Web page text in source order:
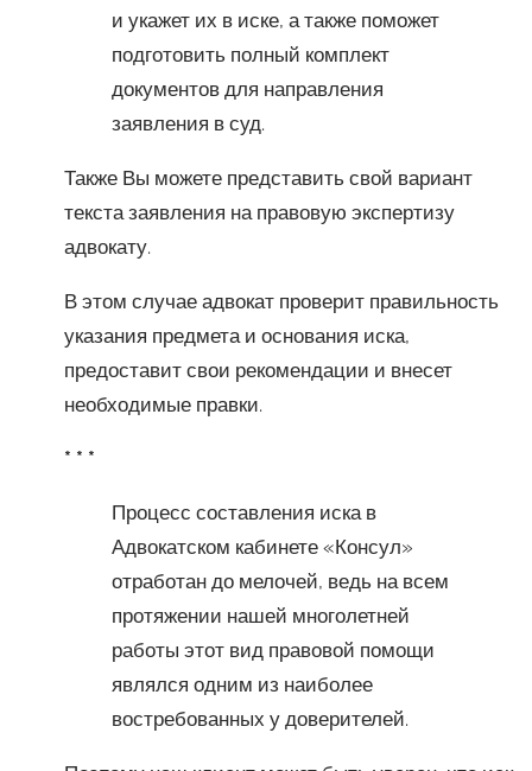
и укажет их в иске, а также поможет
подготовить полный комплект
документов для направления
заявления в суд.
Также Вы можете представить свой вариант
текста заявления на правовую экспертизу
адвокату.
В этом случае адвокат проверит правильность
указания предмета и основания иска,
предоставит свои рекомендации и внесет
необходимые правки.
* * *
Процесс составления иска в
Адвокатском кабинете «Консул»
отработан до мелочей, ведь на всем
протяжении нашей многолетней
работы этот вид правовой помощи
являлся одним из наиболее
востребованных у доверителей.